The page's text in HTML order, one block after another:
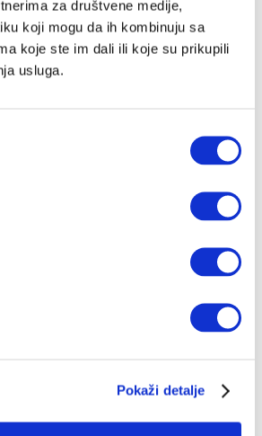
za društvene medije,
koji mogu da ih kombinuju sa
koje ste im dali ili koje su prikupili
usluga.
Pokaži detalje
vesti da se u Srbiji poslednjih nedelja skoro
registruju komarci zaraženi virusom
Nila, te da je zabeleženo i oko 10 slučajeva
ljudi od istoimene groznice, mnogi na ubod
sada gledaju sa većom dozom opreza